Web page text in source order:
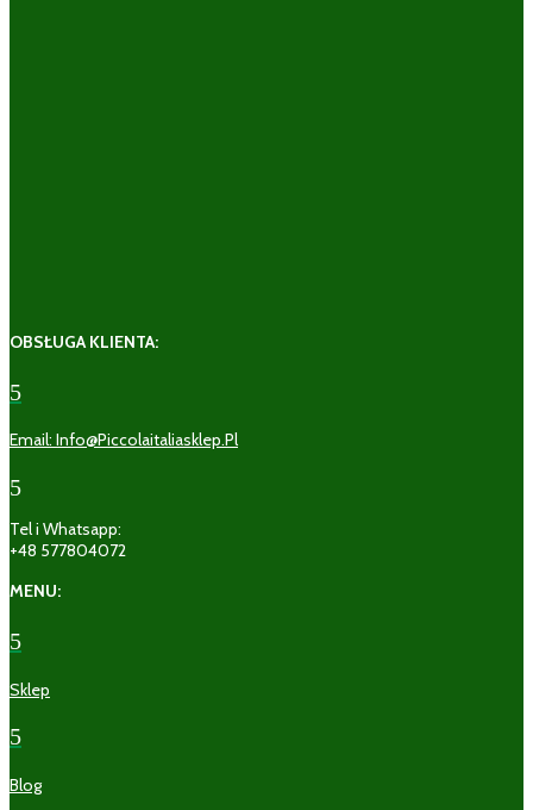
OBSŁUGA KLIENTA:
5
Email: Info@piccolaitaliasklep.pl
5
Tel i Whatsapp:
+48 577804072
MENU:
5
Sklep
5
Blog